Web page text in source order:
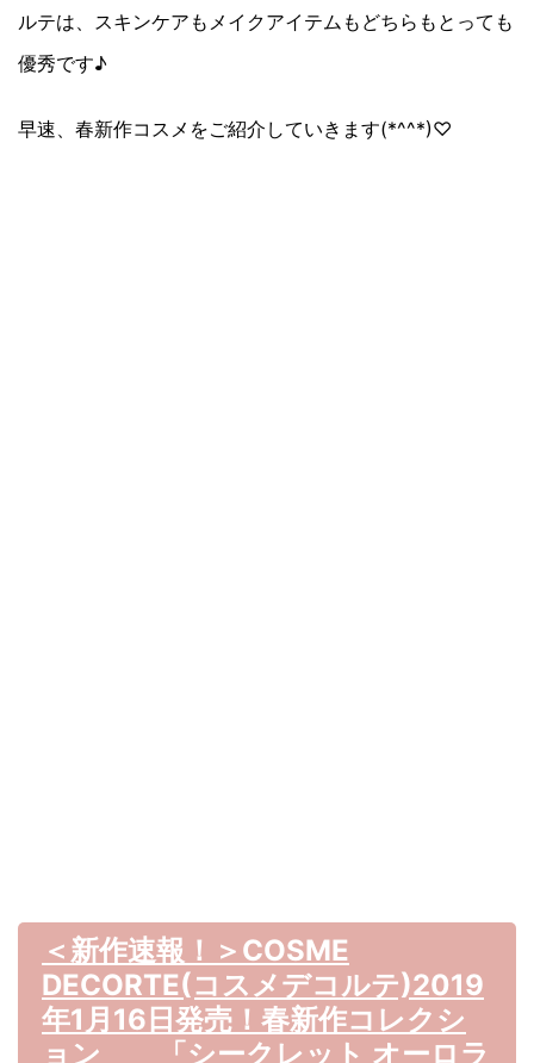
ルテは、スキンケアもメイクアイテムもどちらもとっても
優秀です♪
早速、春新作コスメをご紹介していきます(*^^*)♡
＜新作速報！＞COSME
DECORTE(コスメデコルテ)2019
年1月16日発売！春新作コレクシ
ョン 「シークレット オーロラ